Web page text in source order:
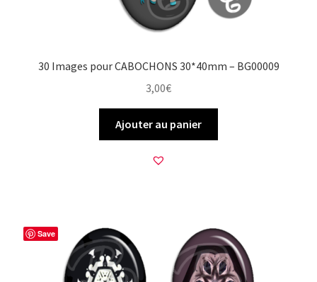
30 Images pour CABOCHONS 30*40mm – BG00009
3,00€
Ajouter au panier
Save